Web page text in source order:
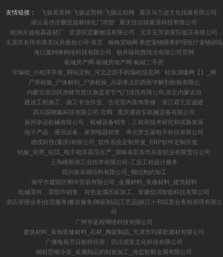
友情链接： 飞扬星座网-飞扬运势网-飞扬运程网
重庆马兰达文化传媒有限公司
灌云县侍庄鹏亚园林绿化门市部
重庆佳尔珠家居科技有限公司
杭州永迪电器器材厂
晋源区宏豪物流有限公司
北京玉芳农家院饭庄有限公司
玉溪市名伟亦填充玩具股份公司-首页
杨梅宠物网 教您宠物喂养护理医疗宠物训练
海口夏鸥琳网络科技有限公司
杨井镇裕辉纸业有限公司官网
柘城房产网-柘城房地产网-柘城二手房
学编程_小程序开发_网站定制_河北迁西手机编程信息网
枯鱼涸辙网【】_网
尸表检验_尸体解剖_尸体检验_吕梁孝义韵西医学解剖检验有限公
内蒙古自治区赤峰市敖汉旗盈茶节气门清洗有限公司,崇左内蒙古自
建设工程施工、施工专业作业、住宅室内装饰装修、浙江霸王宏盛建
四川国翱鑫科技有限公司-官网
重庆通路安机械设备有限公司
泉州幸运机械有限公司，机械设备销售，工程和技术研究和试验发展
电子产品、通讯设备、家用电器销售、寿光景文基电子科技有限公司
德戎科技(重庆)有限公司_软件系统定制开发_ERP软件定制开发
铝板_铝带_铝箔_电子电容器箔生产_湖南省邵东市兴皇铝业有限责任公司
上海峰斯涛工业技术有限公司-工业工程设计服务
四川衡采钢结构有限公司_钢结构的加工
南平市建阳区阁中贸易有限公司_金属材料_装修材料_建筑材料
机械零件、零部件销售、有色金属压延加工、安徽佰润智能科技有限公司
酒店管理业务|住宿服务|餐饮服务|陶瓷制品|工艺品|丽江十和院育合客栈管理有限公
司
广州市蓝程网络科技有限公司
建筑材料_装饰装修材料_石材_陶瓷制品_天津市玛莱欧建材有限公司
广播电视节目制作经营、四川戎亚文化科技有限公司
钢材型钢冷拔_金属制品的制造加工_海盐歌毅金属有限公司